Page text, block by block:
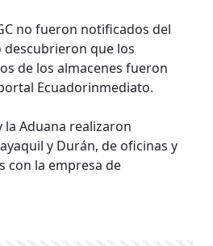
no fueron notificados del
descubrieron que los
de los almacenes fueron
Ecuadorinmediato.
la Aduana realizaron
y Durán, de oficinas y
con la empresa de